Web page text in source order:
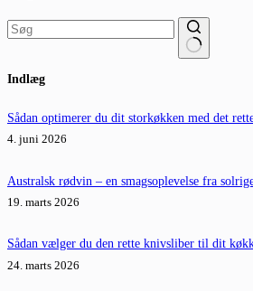
resultater
Indlæg
Sådan optimerer du dit storkøkken med det
4. juni 2026
Australsk rødvin – en smagsoplevelse fra
19. marts 2026
Sådan vælger du den rette knivsliber til dit
24. marts 2026